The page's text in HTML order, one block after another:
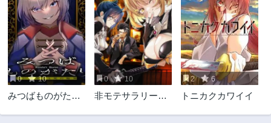
0 10
みつばものがたり
0 10
非モテサラリーマ
2 6
トニカクカワイイ